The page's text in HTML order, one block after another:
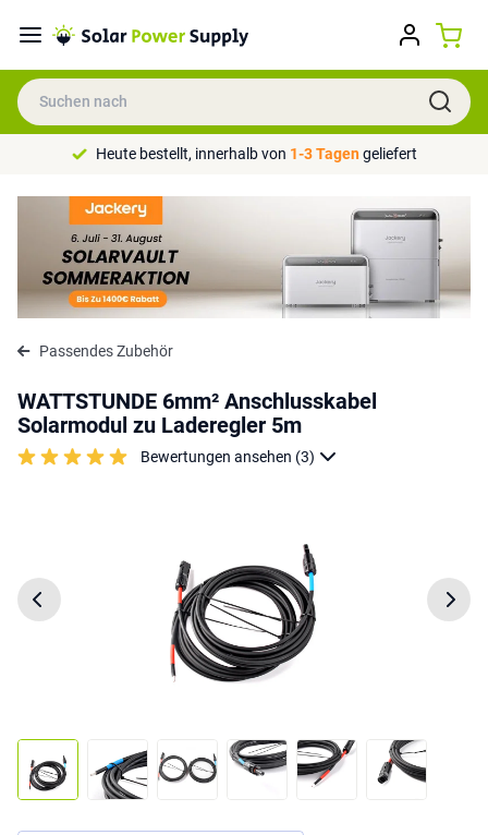
Heute bestellt, innerhalb von 1-3 Tagengeliefert
Passendes Zubehör
WATTSTUNDE 6mm² Anschlusskabel
Solarmodul zu Laderegler 5m
Bewertungen ansehen (3)